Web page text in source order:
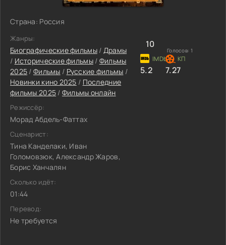
Страна: Россия
Жанры:
Биографические фильмы/ Драмы
/ Исторические фильмы/ Фильмы
2025 / Фильмы / Русские фильмы /
Новинки кино 2025 / Последние
фильмы 2025 / Фильмы онлайн
Режиссёр:
Морад Абдель-Фаттах
Сценарист:
Тина Канделаки, Иван
Голомовзюк, Александр Жаров,
Борис Ханчалян
Сколько идёт:
01:44
Перевод:
Не требуется
10
Голосов: 1
5.2 7.27